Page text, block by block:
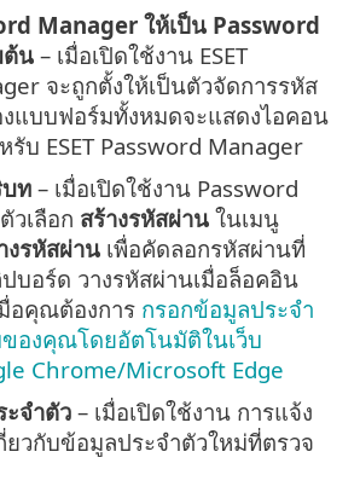
Manager ให้เป็น Password
ต้น – เมื่อเปิดใช้งาน ESET
จะถูกตั้งให้เป็นตัวจัดการรหัส
แบบฟอร์มทั้งหมดจะแสดงไอคอน
บ ESET Password Manager
บท – เมื่อเปิดใช้งาน Password
วเลือก สร้างรหัสผ่าน ในเมนู
งรหัสผ่าน เพื่อคัดลอกรหัสผ่านที่
บอร์ด วางรหัสผ่านเมื่อล็อคอิน
อคุณต้องการ กรอกข้อมูลประจำ
ของคุณโดยอัตโนมัติในเว็บ
Chrome/Microsoft Edge
จำตัว – เมื่อเปิดใช้งาน การแจ้ง
ยวกับข้อมูลประจำตัวใหม่ที่ตรวจ